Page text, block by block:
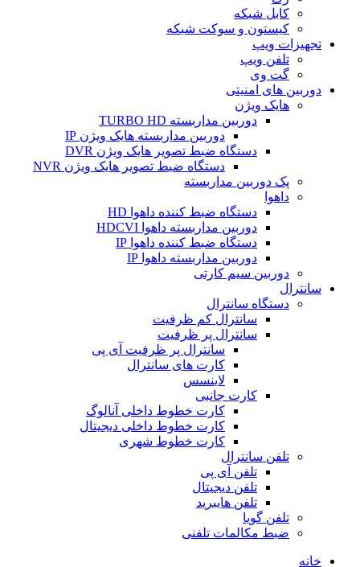
کابل شبکه
کیستون و سوکت شبکه
تجهیزات ویپ
تلفن ویپ
گت وی
دوربین های امنیتی
هایک ویژن
دوربین مداربسته TURBO HD
دوربین مداربسته هایک ویژن IP
دستگاه ضبط تصویر هایک ویژن DVR
دستگاه ضبط تصویر هایک ویژن NVR
پک دوربین مداربسته
داهوا
دستگاه ضبط کننده داهوا HD
دوربین مداربسته داهوا HDCVI
دستگاه ضبط کننده داهوا IP
دوربین مداربسته داهوا IP
دوربین سیم کارتی
سانترال
دستگاه سانترال
سانترال کم ظرفیت
سانترال پر ظرفیت
سانترال پر ظرفیت آی پی
کارت های سانترال
لاینسس
کارت جانبی
کارت خطوط داخلی آنالوگ
کارت خطوط داخلی دیجیتال
کارت خطوط شهری
تلفن سانترال
تلفن آی پی
تلفن دیجیتال
تلفن هایبرید
تلفن گویا
ضبط مکالمات تلفنی
خانه